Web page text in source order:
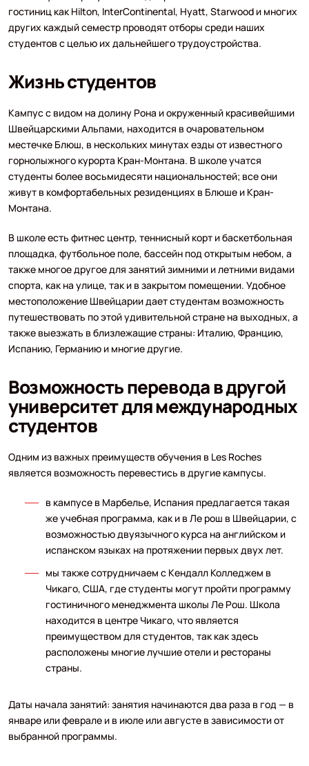
гостиниц как Hilton, InterContinental, Hyatt, Starwood и многих
других каждый семестр проводят отборы среди наших
студентов с целью их дальнейшего трудоустройства.
Жизнь студентов
Кампус с видом на долину Рона и окруженный красивейшими
Швейцарскими Альпами, находится в очаровательном
местечке Блюш, в нескольких минутах езды от известного
горнолыжного курорта Кран-Монтана. В школе учатся
студенты более восьмидесяти национальностей; все они
живут в комфортабельных резиденциях в Блюше и Кран-
Монтана.
В школе есть фитнес центр, теннисный корт и баскетбольная
площадка, футбольное поле, бассейн под открытым небом, а
также многое другое для занятий зимними и летними видами
спорта, как на улице, так и в закрытом помещении. Удобное
местоположение Швейцарии дает студентам возможность
путешествовать по этой удивительной стране на выходных, а
также выезжать в близлежащие страны: Италию, Францию,
Испанию, Германию и многие другие.
Возможность перевода в другой
университет для международных
студентов
Одним из важных преимуществ обучения в Les Roches
является возможность перевестись в другие кампусы.
в кампусе в Марбелье, Испания предлагается такая
же учебная программа, как и в Ле рош в Швейцарии, с
возможностью двуязычного курса на английском и
испанском языках на протяжении первых двух лет.
мы также сотрудничаем с Кендалл Колледжем в
Чикаго, США, где студенты могут пройти программу
гостиничного менеджмента школы Ле Рош. Школа
находится в центре Чикаго, что является
преимуществом для студентов, так как здесь
расположены многие лучшие отели и рестораны
страны.
Даты начала занятий: занятия начинаются два раза в год — в
январе или феврале и в июле или августе в зависимости от
выбранной программы.